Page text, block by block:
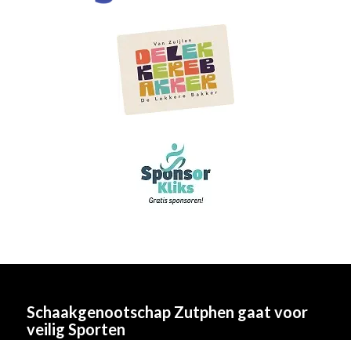
Schaakgenootschap Zutphen gaat voor
veilig Sporten